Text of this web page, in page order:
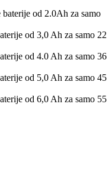
od 2.0Ah za samo
od 3,0 Ah za samo 22
od 4.0 Ah za samo 36
od 5,0 Ah za samo 45
od 6,0 ​​Ah za samo 55